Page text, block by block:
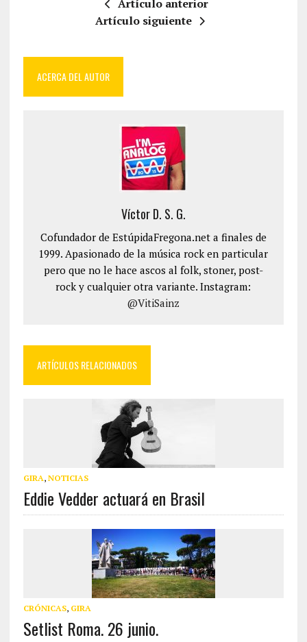
Artículo anterior
Artículo siguiente
ACERCA DEL AUTOR
Víctor D. S. G.
Cofundador de EstúpidaFregona.net a finales de
1999. Apasionado de la música rock en particular
pero que no le hace ascos al folk, stoner, post-
rock y cualquier otra variante. Instagram:
@VitiSainz
ARTÍCULOS RELACIONADOS
GIRA, NOTICIAS
Eddie Vedder actuará en Brasil
CRÓNICAS, GIRA
Setlist Roma. 26 junio.